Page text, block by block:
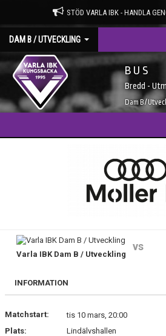
STÖD VARLA IBK - HANDLA
DAM B / UTVECKLING
B U S
Bredd -
Dam B /
MATCHER
Varla IBK Dam B / Utveckling
vs
INFORMATION
Matchstart:
tis 10 mars, 20:00
Plats:
Lindälvshallen